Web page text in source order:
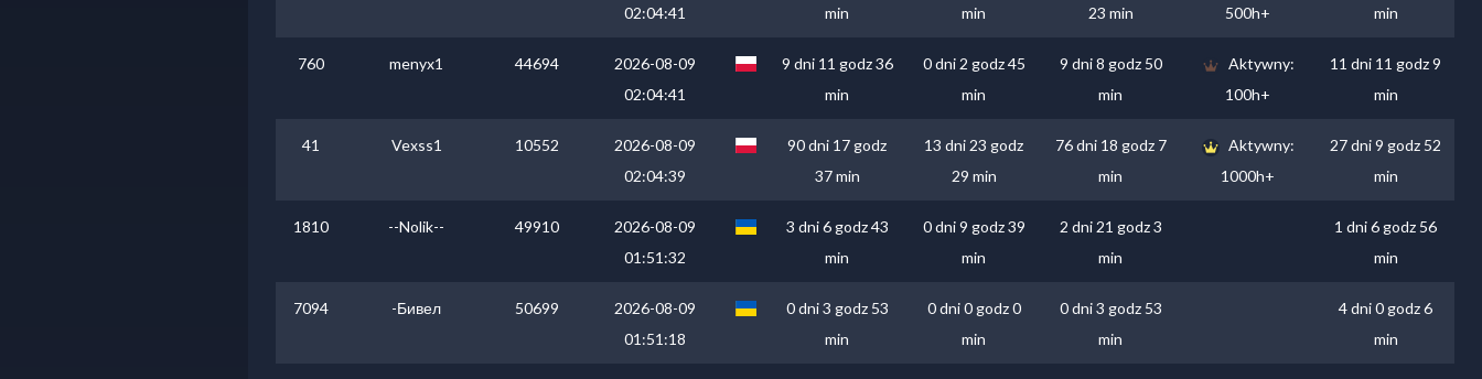
02:04:41
min
min
23 min
500h+
min
760 menyx1 44694
2026-08-09
02:04:41
9 dni 11 godz 36
min
0 dni 2 godz 45
min
9 dni 8 godz 50
min
Aktywny:
100h+
11 dni 11 godz 9
min
41 Vexss1 10552
2026-08-09
02:04:39
90 dni 17 godz
37 min
13 dni 23 godz
29 min
76 dni 18 godz 7
min
Aktywny:
1000h+
27 dni 9 godz 52
min
1810 --Nolik-- 49910
2026-08-09
01:51:32
3 dni 6 godz 43
min
0 dni 9 godz 39
min
2 dni 21 godz 3
min
1 dni 6 godz 56
min
7094 -Бивел 50699
2026-08-09
01:51:18
0 dni 3 godz 53
min
0 dni 0 godz 0
min
0 dni 3 godz 53
min
4 dni 0 godz 6
min